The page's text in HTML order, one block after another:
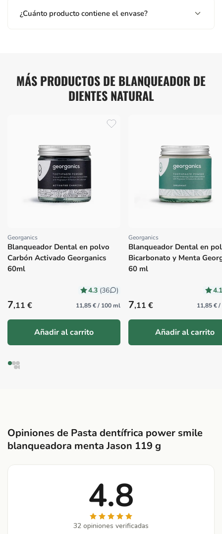
¿Cuánto producto contiene el envase?
MÁS PRODUCTOS DE BLANQUEADOR DE
DIENTES NATURAL
Proveedor:
Georganics
Blanqueador Dental en polvo
Carbón Activado Georganics
60ml
4.3 (36 )
Precio habitual
7,11 € 11,85 € / 100 ml
Añadir al carrito
Proveedor:
Georganics
Blanqueador Dental en
Bicarbonato y Menta
60 ml
Precio habitual
7,11 € 11,85 €
Añadir al carrito
Opiniones de Pasta dentífrica power smile
blanqueadora menta Jason 119 g
4.8
32 opiniones verificadas